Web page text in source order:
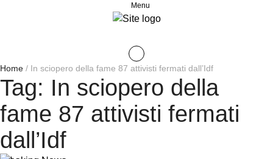
Menu
Home / In sciopero della fame 87 attivisti fermati dall’Idf
Tag: In sciopero della
fame 87 attivisti fermati
dall’Idf